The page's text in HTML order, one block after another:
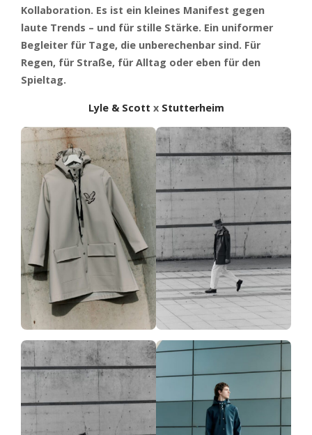
Kollaboration. Es ist ein kleines Manifest gegen
laute Trends – und für stille Stärke. Ein uniformer
Begleiter für Tage, die unberechenbar sind. Für
Regen, für Straße, für Alltag oder eben für den
Spieltag.
Lyle & Scott x Stutterheim